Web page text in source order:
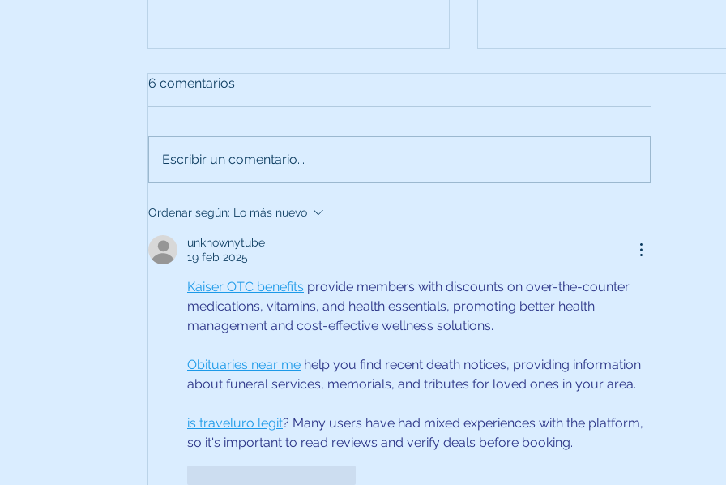
Hoy se realizó la charla: “Detectar hoy
para transformar el futuro: Las
primeras señales de los trastornos
del espectro autista” para los
profesionales de la salud del Hospital
Ortopédico Infantil
Damos inicio a las Jornadas
Quirúrgicas de Osteogénesis
Imperfecta en el Hospital
Infantil
6 comentarios
Escribir un comentario...
Ordenar según: Lo más nuevo
unknownytube
19 feb 2025
Kaiser OTC benefits provide members with discounts on over-the-counter
medications, vitamins, and health essentials, promoting better health
management and cost-effective wellness solutions.
Obituaries near me help you find recent death notices, providing information
about funeral services, memorials, and tributes for loved ones in your area.
is traveluro legit? Many users have had mixed experiences with the platform,
so it's important to read reviews and verify deals before booking.